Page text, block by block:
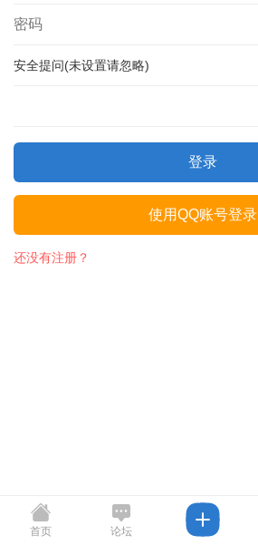
安全提问(未设置请忽略)
登录
使用QQ账号登录
还没有注册？
首页 论坛